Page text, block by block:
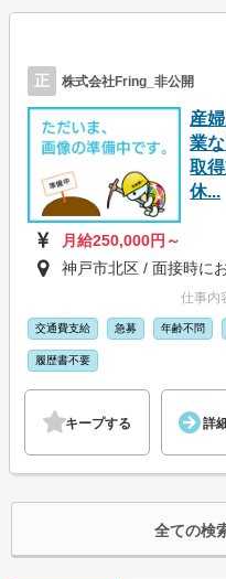
正 株式会社Fring_非公開
産
業
取
休...
月給250,000円～
神戸市北区 / 面接時に
仕事内
交通費支給 急募 年齢不問
履歴書不要
キープする 詳
全ての検